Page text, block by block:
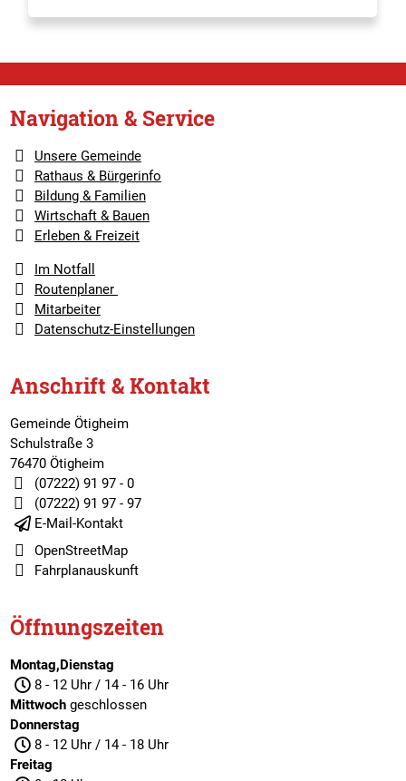
Navigation & Service
Unsere Gemeinde
Rathaus & Bürgerinfo
Bildung & Familien
Wirtschaft & Bauen
Erleben & Freizeit
Im Notfall
Routenplaner
Mitarbeiter
Datenschutz-Einstellungen
Anschrift & Kontakt
Gemeinde Ötigheim
Schulstraße 3
76470 Ötigheim
(07222) 91 97 - 0
(07222) 91 97 - 97
E-Mail-Kontakt
OpenStreetMap
Fahrplanauskunft
Öffnungszeiten
Montag,Dienstag
8 - 12 Uhr / 14 - 16 Uhr
Mittwochgeschlossen
Donnerstag
8 - 12 Uhr / 14 - 18 Uhr
Freitag